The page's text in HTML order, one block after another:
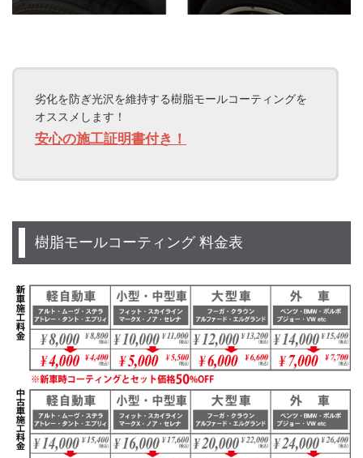
劣化を防ぎ光沢を維持する樹脂モールコーティングを
オススメします！
安心の施工証明書付き！
樹脂モールコーティング 料金表